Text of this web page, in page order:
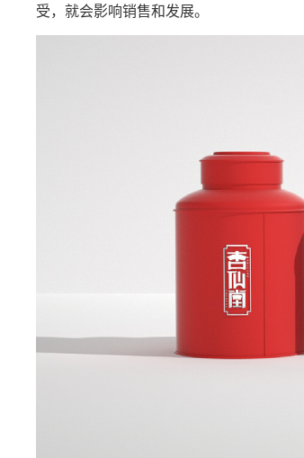
受，就会影响销售和发展。